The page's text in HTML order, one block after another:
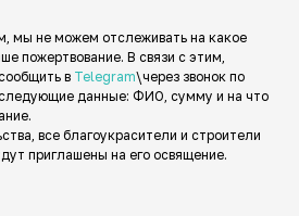
мы не можем отслеживать на какое
пожертвование. В связи с этим,
в Telegram\через звонок по
данные: ФИО, сумму и на что
все благоукрасители и строители
приглашены на его освящение.